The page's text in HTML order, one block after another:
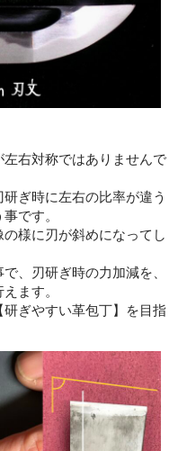
右対称ではありませんで
ぎ時に左右の比率が違う
です。
様に刃が斜めになってし
、刃研ぎ時の力加減を、
ます。
ぎやすい革包丁】を目指